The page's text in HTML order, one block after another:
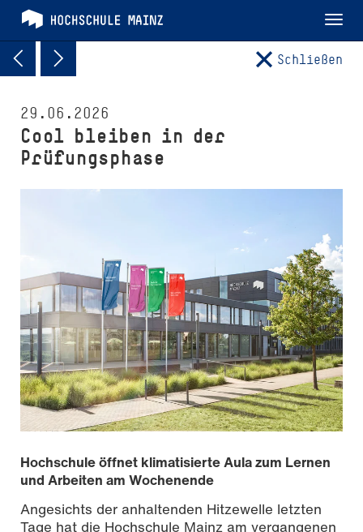
Schließen
29.06.2026
Cool bleiben in der
Prüfungsphase
Hochschule öffnet klimatisierte Aula zum Lernen
und Arbeiten am Wochenende
Angesichts der anhaltenden Hitzewelle letzten
Tage hat die Hochschule Mainz am vergangenen